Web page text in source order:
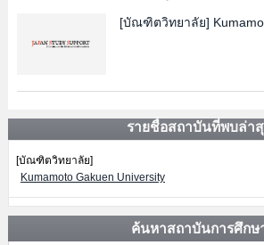
[บัณฑิตวิทยาลัย]
รายชื่อสถาบันที่พบล่า
[บัณฑิตวิทยาลัย]
Kumamoto Gakuen University
ค้นหาสถาบันการศึกษ